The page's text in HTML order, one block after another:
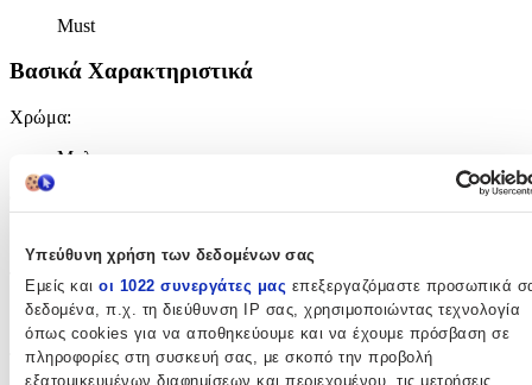
Υπεύθυνη χρήση των δεδομένων σας
Εμείς και οι 1022 συνεργάτες μας επεξεργαζόμαστε προσωπικά
δεδομένα, π.χ. τη διεύθυνση IP σας, χρησιμοποιώντας τεχνολογία
όπως cookies για να αποθηκεύουμε και να έχουμε πρόσβαση σε
πληροφορίες στη συσκευή σας, με σκοπό την προβολή
εξατομικευμένων διαφημίσεων και περιεχομένου, τις μετρήσεις
Must
Βασικά Χαρακτηριστικά
Χρώμα:
Μπλε
Φύλο
Τύπος:
Πλάτης
Τάξη: